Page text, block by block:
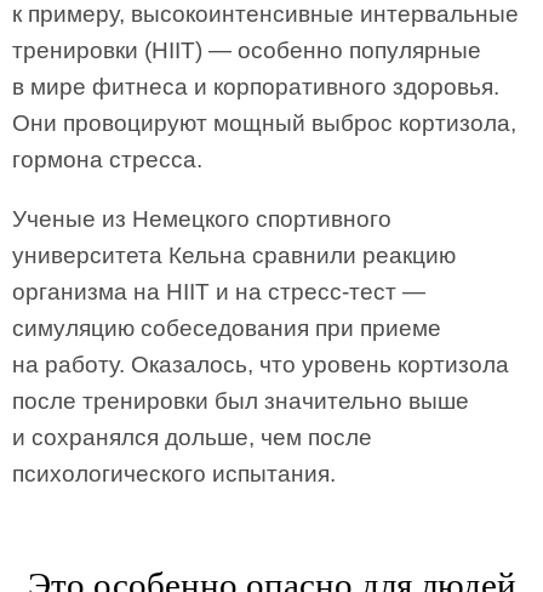
к примеру, высокоинтенсивные интервальные
тренировки (HIIT) — особенно популярные
в мире фитнеса и корпоративного здоровья.
Они провоцируют мощный выброс кортизола,
гормона стресса.
Ученые из Немецкого спортивного
университета Кельна сравнили реакцию
организма на HIIT и на стресс-тест —
симуляцию собеседования при приеме
на работу. Оказалось, что уровень кортизола
после тренировки был значительно выше
и сохранялся дольше, чем после
психологического испытания.